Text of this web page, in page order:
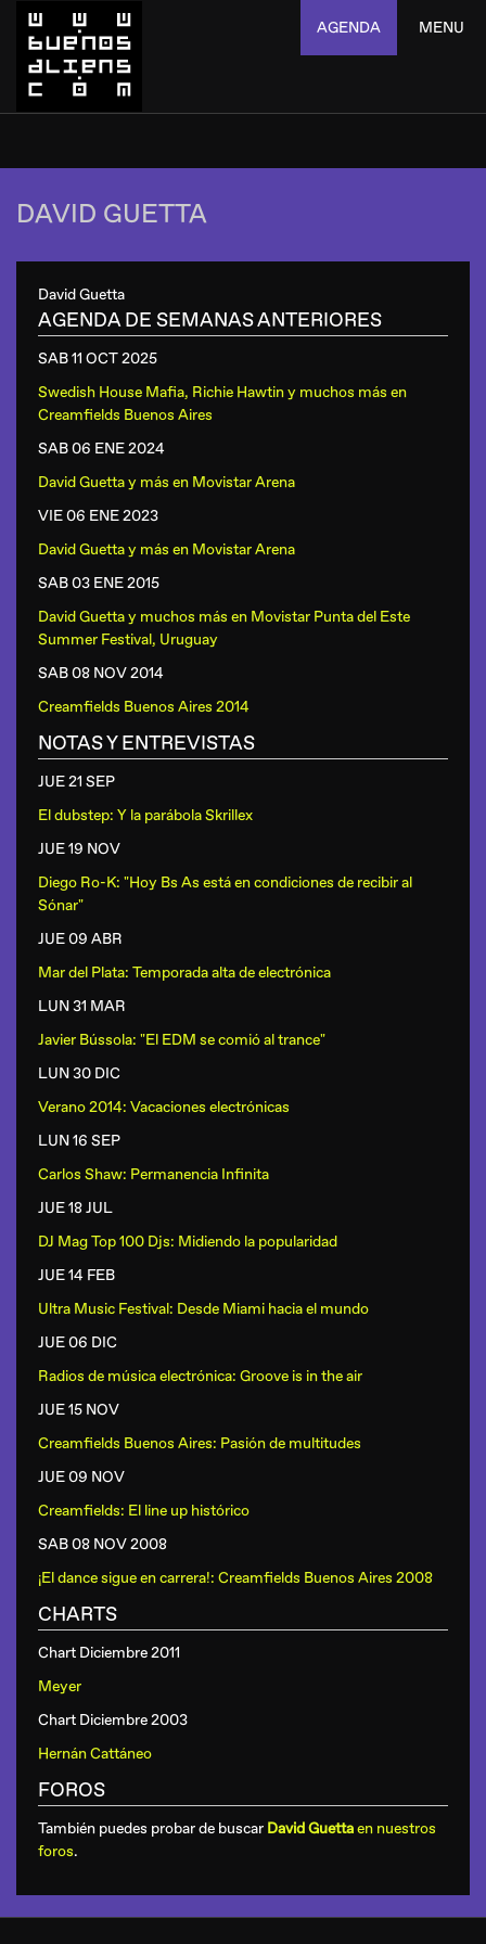
AGENDA MENU
DAVID GUETTA
David Guetta
AGENDA DE SEMANAS ANTERIORES
SAB 11 OCT2025
Swedish House Mafia, Richie Hawtin y muchos más en
Creamfields Buenos Aires
SAB 06 ENE2024
David Guetta y más en Movistar Arena
VIE 06 ENE2023
David Guetta y más en Movistar Arena
SAB 03 ENE2015
David Guetta y muchos más en Movistar Punta del Este
Summer Festival, Uruguay
SAB 08 NOV2014
Creamfields Buenos Aires 2014
NOTAS Y ENTREVISTAS
JUE 21 SEP
El dubstep: Y la parábola Skrillex
JUE 19 NOV
Diego Ro-K: "Hoy Bs As está en condiciones de recibir al
Sónar"
JUE 09 ABR
Mar del Plata: Temporada alta de electrónica
LUN 31 MAR
Javier Bússola: "El EDM se comió al trance"
LUN 30 DIC
Verano 2014: Vacaciones electrónicas
LUN 16 SEP
Carlos Shaw: Permanencia Infinita
JUE 18 JUL
DJ Mag Top 100 Djs: Midiendo la popularidad
JUE 14 FEB
Ultra Music Festival: Desde Miami hacia el mundo
JUE 06 DIC
Radios de música electrónica: Groove is in the air
JUE 15 NOV
Creamfields Buenos Aires: Pasión de multitudes
JUE 09 NOV
Creamfields: El line up histórico
SAB 08 NOV 2008
¡El dance sigue en carrera!: Creamfields Buenos Aires 2008
CHARTS
Chart Diciembre 2011
Meyer
Chart Diciembre 2003
Hernán Cattáneo
FOROS
También puedes probar de buscar David Guettaen nuestros
foros.